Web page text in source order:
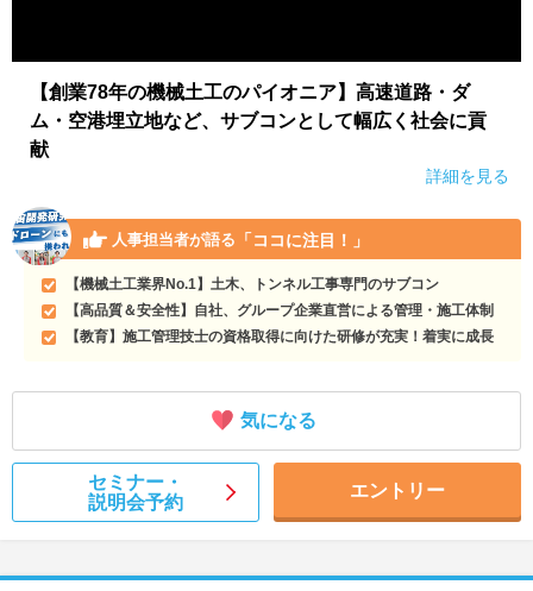
【創業78年の機械土工のパイオニア】高速道路・ダ
ム・空港埋立地など、サブコンとして幅広く社会に貢
献
詳細を見る
人事担当者が語る 「ココに注目！」
【機械土工業界No.1】土木、トンネル工事専門のサブコン
【高品質＆安全性】自社、グループ企業直営による管理・施工体制
【教育】施工管理技士の資格取得に向けた研修が充実！着実に成長
気になる
セミナー・
説明会予約
エントリー